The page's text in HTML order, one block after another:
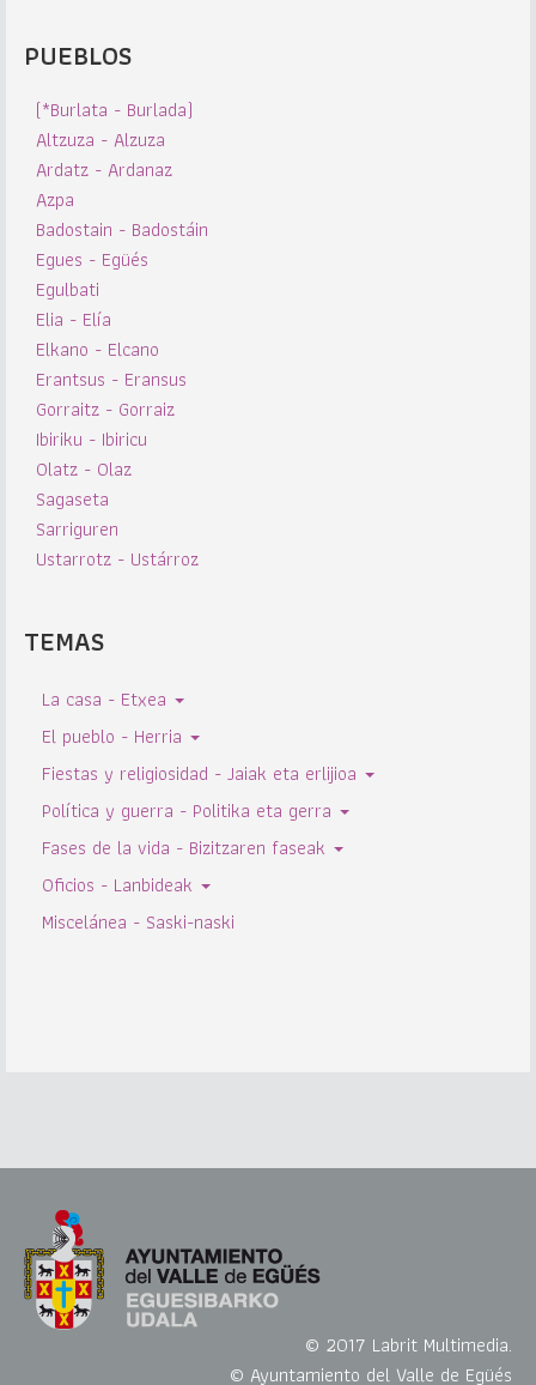
PUEBLOS
(*Burlata - Burlada)
Altzuza - Alzuza
Ardatz - Ardanaz
Azpa
Badostain - Badostáin
Egues - Egüés
Egulbati
Elia - Elía
Elkano - Elcano
Erantsus - Eransus
Gorraitz - Gorraiz
Ibiriku - Ibiricu
Olatz - Olaz
Sagaseta
Sarriguren
Ustarrotz - Ustárroz
TEMAS
La casa - Etxea
El pueblo - Herria
Fiestas y religiosidad - Jaiak eta erlijioa
Política y guerra - Politika eta gerra
Fases de la vida - Bizitzaren faseak
Oficios - Lanbideak
Miscelánea - Saski-naski
© 2017 Labrit Multimedia.
© Ayuntamiento del Valle de Egüés